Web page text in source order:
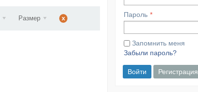
Размер x Пароль
Запомнить меня
Забыли пароль?
Войти Регистрация